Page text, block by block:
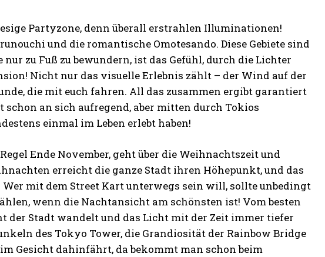
Partyzone, denn überall erstrahlen Illuminationen!
und die romantische Omotesando. Diese Gebiete sind
zu Fuß zu bewundern, ist das Gefühl, durch die Lichter
Nicht nur das visuelle Erlebnis zählt – der Wind auf der
die mit euch fahren. All das zusammen ergibt garantiert
an sich aufregend, aber mitten durch Tokios
einmal im Leben erlebt haben!
Ende November, geht über die Weihnachtszeit und
erreicht die ganze Stadt ihren Höhepunkt, und das
mit dem Street Kart unterwegs sein will, sollte unbedingt
wenn die Nachtansicht am schönsten ist! Vom besten
der Stadt wandelt und das Licht mit der Zeit immer tiefer
des Tokyo Tower, die Grandiosität der Rainbow Bridge
Gesicht dahinfährt, da bekommt man schon beim